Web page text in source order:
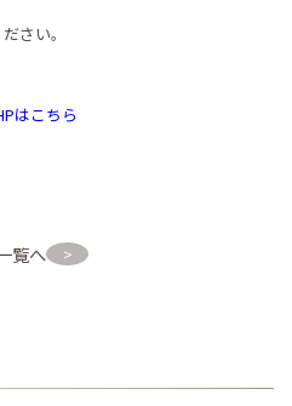
さい。
はこちら
覧へ >